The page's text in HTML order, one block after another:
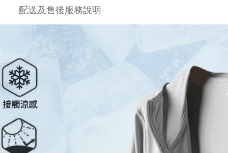
配送及售後服務說明